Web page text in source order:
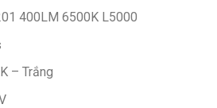
400LM 6500K L5000
– Trắng